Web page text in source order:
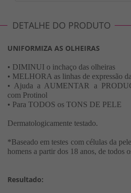
DETALHE DO PRODUTO
UNIFORMIZA AS OLHEIRAS
• DIMINUI o inchaço das olheiras
• MELHORA as linhas de expressão
• Ajuda a AUMENTAR a
com Protinol
• Para TODOS os TONS DE PELE
Dermatologicamente testado.
*Baseado em testes com células da
homens a partir dos 18 anos, de todos
Resultado: